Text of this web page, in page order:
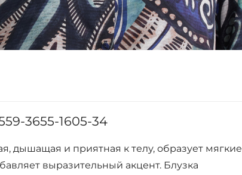
3655-1605-34
дышащая и приятная к телу, образует мягкие
выразительный акцент. Блузка